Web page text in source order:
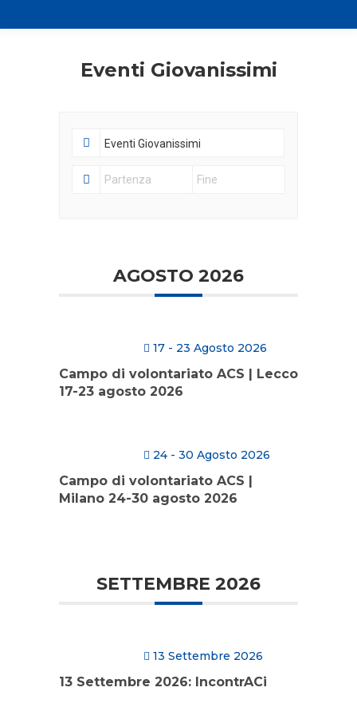
Eventi Giovanissimi
AGOSTO 2026
17 - 23 Agosto 2026
Campo di volontariato ACS | Lecco
17-23 agosto 2026
24 - 30 Agosto 2026
Campo di volontariato ACS |
Milano 24-30 agosto 2026
SETTEMBRE 2026
13 Settembre 2026
13 Settembre 2026: IncontrACi